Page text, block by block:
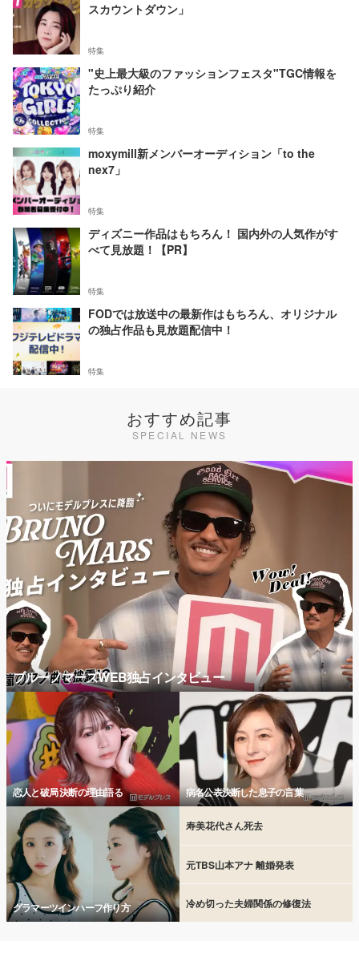
スカウントダウン」
特集
"史上最大級のファッションフェスタ"TGC情報を
たっぷり紹介
特集
moxymill新メンバーオーディション「to the
nex7」
特集
ディズニー作品はもちろん！ 国内外の人気作がす
べて見放題！【PR】
特集
FODでは放送中の最新作はもちろん、オリジナル
の独占作品も見放題配信中！
特集
おすすめ記事
SPECIAL NEWS
ブルーノマーズWEB独占インタビュー
恋人と破局 決断の理由語る 病名公表決断した息子の言葉
グラマーツインハーフ作り方
寿美花代さん死去
元TBS山本アナ 離婚発表
冷め切った夫婦関係の修復法